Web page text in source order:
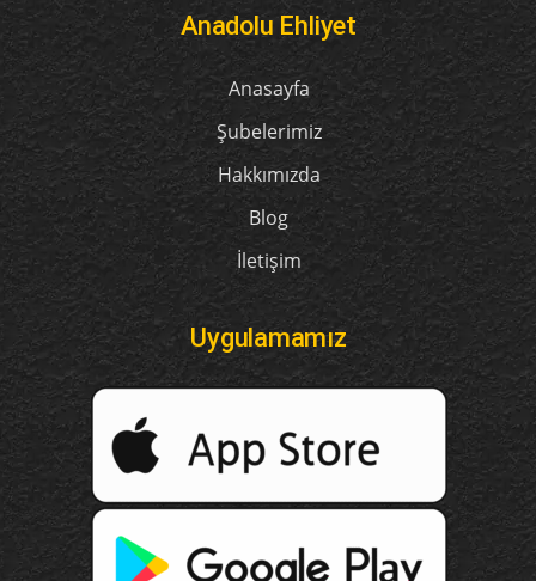
Anadolu Ehliyet
Anasayfa
Şubelerimiz
Hakkımızda
Blog
İletişim
Uygulamamız